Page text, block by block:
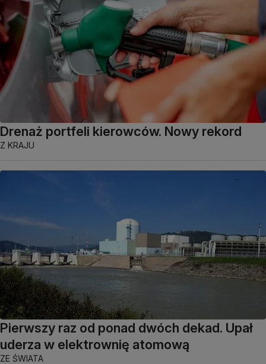
Drenaż portfeli kierowców. Nowy rekord
Z KRAJU
Pierwszy raz od ponad dwóch dekad. Upał
uderza w elektrownię atomową
ZE ŚWIATA